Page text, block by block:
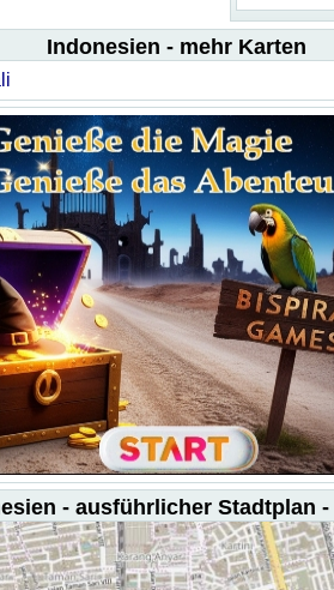
Indonesien - mehr Karten
- ausführlicher Stadtplan -